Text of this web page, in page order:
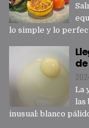
lo simple y lo
La
las
inusual: blanco